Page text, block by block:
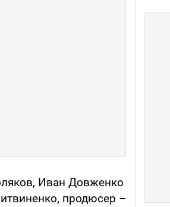
Иван Довженко
продюсер –